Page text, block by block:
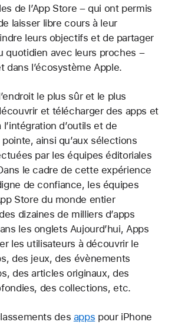
de l’App Store – qui ont permis
laisser libre cours à leur
leurs objectifs et de partager
quotidien avec leurs proches –
dans l’écosystème Apple.
le plus sûr et le plus
et télécharger des apps et
d’outils et de
ainsi qu’aux sélections
par les équipes éditoriales
le cadre de cette expérience
de confiance, les équipes
Store du monde entier
dizaines de milliers d’apps
les onglets Aujourd’hui, Apps
les utilisateurs à découvrir le
des jeux, des évènements
des articles originaux, des
des collections, etc.
des apps pour iPhone